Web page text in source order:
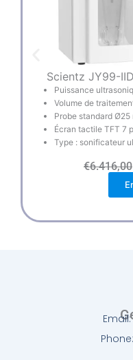
Scientz JY99-
Puissance
Volume de
Probe standard Ø25
Écran tactile TFT 7
Type : sonificateur
€6.416,00